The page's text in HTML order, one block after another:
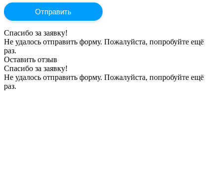
Спасибо за заявку!
Не удалось отправить форму. Пожалуйста, попробуйте ещё
раз.
Оставить отзыв
Спасибо за заявку!
Не удалось отправить форму. Пожалуйста, попробуйте ещё
раз.